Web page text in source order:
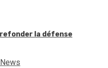
refonder la défense